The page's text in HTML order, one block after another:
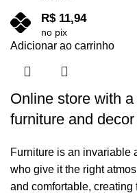
R$11,94
no pix
Adicionar ao carrinho
Online store with
furniture and decor
Furniture is an invariable
who give it the right
and comfortable,